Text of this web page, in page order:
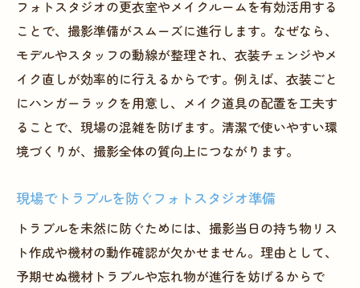
フォトスタジオの更衣室やメイクルームを有効活用する
ことで、撮影準備がスムーズに進行します。なぜなら、
モデルやスタッフの動線が整理され、衣装チェンジやメ
イク直しが効率的に行えるからです。例えば、衣装ごと
にハンガーラックを用意し、メイク道具の配置を工夫す
ることで、現場の混雑を防げます。清潔で使いやすい環
境づくりが、撮影全体の質向上につながります。
現場でトラブルを防ぐフォトスタジオ準備
トラブルを未然に防ぐためには、撮影当日の持ち物リス
ト作成や機材の動作確認が欠かせません。理由として、
予期せぬ機材トラブルや忘れ物が進行を妨げるからで